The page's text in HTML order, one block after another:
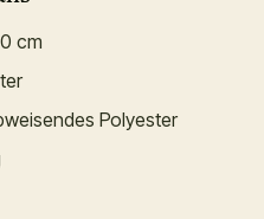
cm
Polyester